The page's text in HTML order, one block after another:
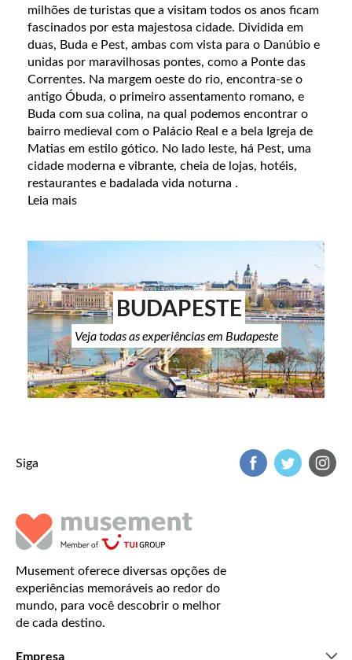
milhões de turistas que a visitam todos os anos ficam
fascinados por esta majestosa cidade. Dividida em
duas, Buda e Pest, ambas com vista para o Danúbio e
unidas por maravilhosas pontes, como a Ponte das
Correntes. Na margem oeste do rio, encontra-se o
antigo Óbuda, o primeiro assentamento romano, e
Buda com sua colina, na qual podemos encontrar o
bairro medieval com o Palácio Real e a bela Igreja de
Matias em estilo gótico. No lado leste, há Pest, uma
cidade moderna e vibrante, cheia de lojas, hotéis,
restaurantes e badalada vida noturna .
Leia mais
BUDAPESTE
Veja todas as experiências em Budapeste
Siga
Musement oferece diversas opções de
experiências memoráveis ao redor do
mundo, para você descobrir o melhor
de cada destino.
Empresa